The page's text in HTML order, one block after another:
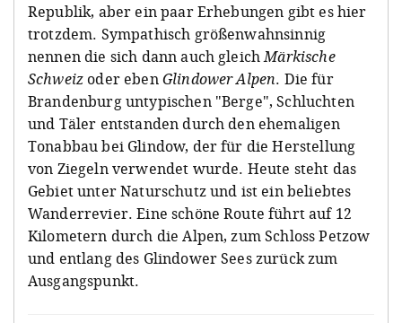
Republik, aber ein paar Erhebungen gibt es hier
trotzdem. Sympathisch größenwahnsinnig
nennen die sich dann auch gleichMärkische
Schweiz oder ebenGlindower Alpen. Die für
Brandenburg untypischen "Berge", Schluchten
und Täler entstanden durch den ehemaligen
Tonabbau bei Glindow, der für die Herstellung
von Ziegeln verwendet wurde. Heute steht das
Gebiet unter Naturschutz und ist ein beliebtes
Wanderrevier. Eine schöne Route führt auf 12
Kilometern durch die Alpen, zum Schloss Petzow
und entlang des Glindower Sees zurück zum
Ausgangspunkt.